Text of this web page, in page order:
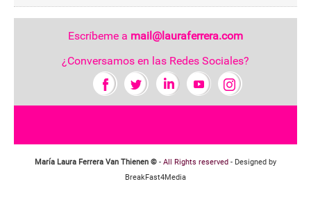
Escríbeme a mail@lauraferrera.com
¿Conversamos en las Redes Sociales?
María Laura Ferrera Van Thienen © - All Rights reserved - Designed by
BreakFast4Media